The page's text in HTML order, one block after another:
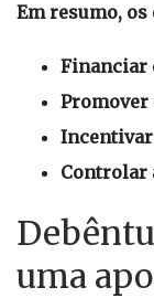
Em resumo,
Financiar
Promover
Controlar
uma